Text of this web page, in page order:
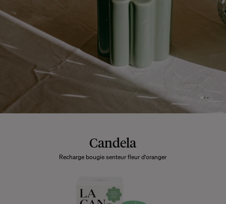
Candela
Recharge bougie senteur fleur d'oranger